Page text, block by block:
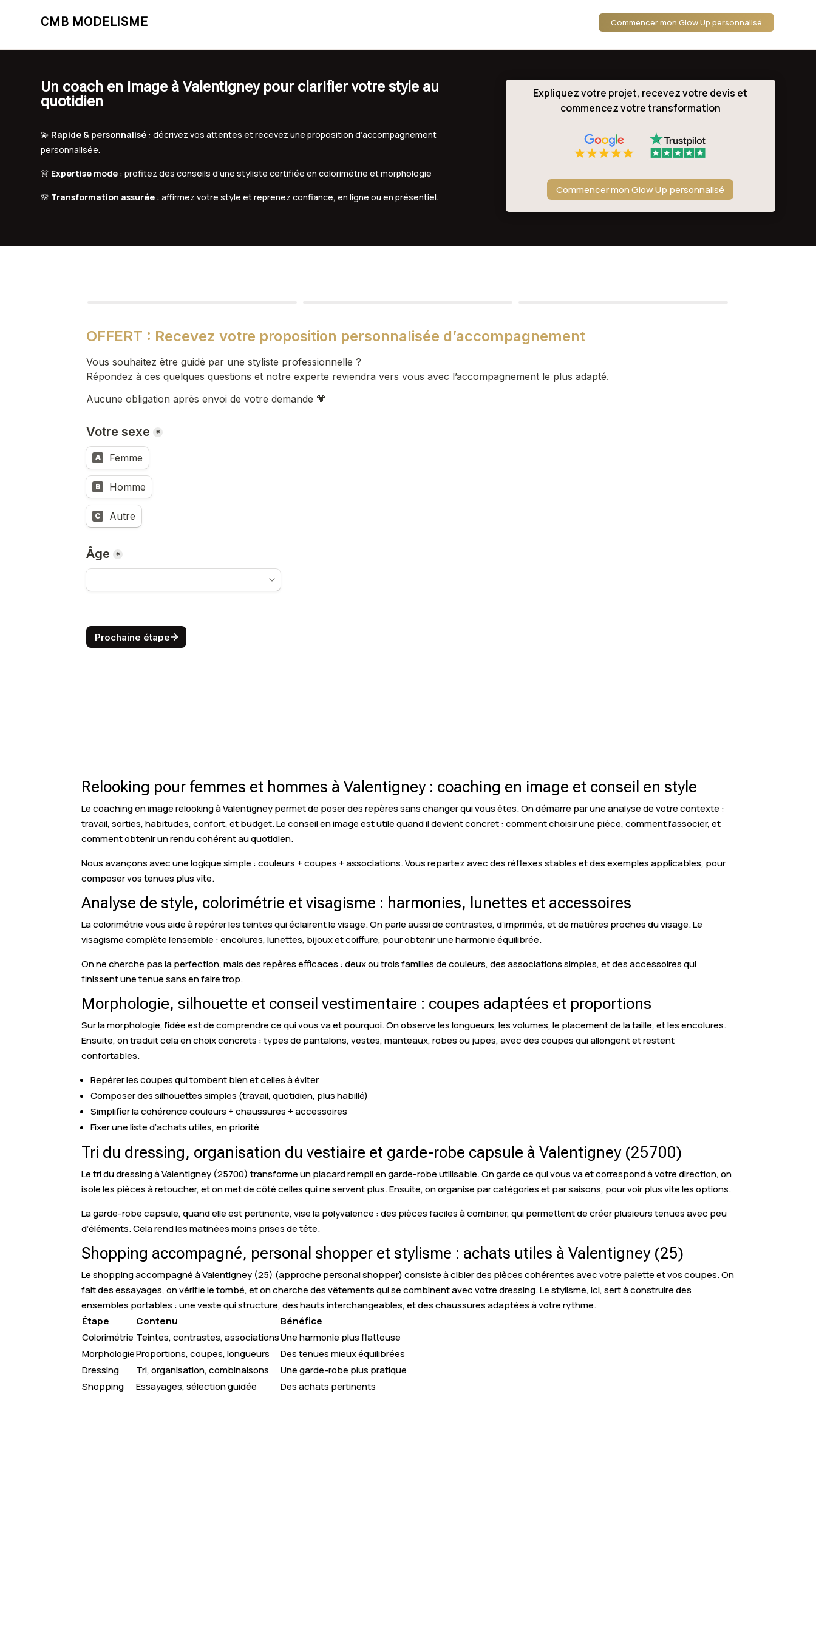
CMB MODELISME Commencer mon Glow Up personnalisé
Un coach en image à Valentigney pour clarifier votre style au
quotidien
💫 Rapide & personnalisé : décrivez vos attentes et recevez une proposition d’accompagnement
personnalisée.
👗 Expertise mode : profitez des conseils d’une styliste certifiée en colorimétrie et morphologie
🌸 Transformation assurée : affirmez votre style et reprenez confiance, en ligne ou en présentiel.
Expliquez votre projet, recevez votre devis et
commencez votre transformation
Commencer mon Glow Up personnalisé
Relooking pour femmes et hommes à Valentigney : coaching en image et conseil en style
Le coaching en image relooking à Valentigney permet de poser des repères sans changer qui vous êtes. On démarre par une analyse de votre contexte :
travail, sorties, habitudes, confort, et budget. Le conseil en image est utile quand il devient concret : comment choisir une pièce, comment l’associer, et
comment obtenir un rendu cohérent au quotidien.
Nous avançons avec une logique simple : couleurs + coupes + associations. Vous repartez avec des réflexes stables et des exemples applicables, pour
composer vos tenues plus vite.
Analyse de style, colorimétrie et visagisme : harmonies, lunettes et accessoires
La colorimétrie vous aide à repérer les teintes qui éclairent le visage. On parle aussi de contrastes, d’imprimés, et de matières proches du visage. Le
visagisme complète l’ensemble : encolures, lunettes, bijoux et coiffure, pour obtenir une harmonie équilibrée.
On ne cherche pas la perfection, mais des repères efficaces : deux ou trois familles de couleurs, des associations simples, et des accessoires qui
finissent une tenue sans en faire trop.
Morphologie, silhouette et conseil vestimentaire : coupes adaptées et proportions
Sur la morphologie, l’idée est de comprendre ce qui vous va et pourquoi. On observe les longueurs, les volumes, le placement de la taille, et les encolures.
Ensuite, on traduit cela en choix concrets : types de pantalons, vestes, manteaux, robes ou jupes, avec des coupes qui allongent et restent
confortables.
Repérer les coupes qui tombent bien et celles à éviter
Composer des silhouettes simples (travail, quotidien, plus habillé)
Simplifier la cohérence couleurs + chaussures + accessoires
Fixer une liste d’achats utiles, en priorité
Tri du dressing, organisation du vestiaire et garde-robe capsule à Valentigney (25700)
Le tri du dressing à Valentigney (25700) transforme un placard rempli en garde-robe utilisable. On garde ce qui vous va et correspond à votre direction, on
isole les pièces à retoucher, et on met de côté celles qui ne servent plus. Ensuite, on organise par catégories et par saisons, pour voir plus vite les options.
La garde-robe capsule, quand elle est pertinente, vise la polyvalence : des pièces faciles à combiner, qui permettent de créer plusieurs tenues avec peu
d’éléments. Cela rend les matinées moins prises de tête.
Shopping accompagné, personal shopper et stylisme : achats utiles à Valentigney (25)
Le shopping accompagné à Valentigney (25) (approche personal shopper) consiste à cibler des pièces cohérentes avec votre palette et vos coupes. On
fait des essayages, on vérifie le tombé, et on cherche des vêtements qui se combinent avec votre dressing. Le stylisme, ici, sert à construire des
ensembles portables : une veste qui structure, des hauts interchangeables, et des chaussures adaptées à votre rythme.
Étape
Contenu
Bénéfice
Colorimétrie Teintes, contrastes, associationsUne harmonie plus flatteuse
MorphologieProportions, coupes, longueurs
Des tenues mieux équilibrées
Dressing
Tri, organisation, combinaisons
Une garde-robe plus pratique
Shopping
Essayages, sélection guidée Des achats pertinents